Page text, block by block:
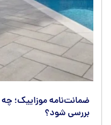
ضمانت‌نامه موزاییک؛ چه
بررسی شود؟